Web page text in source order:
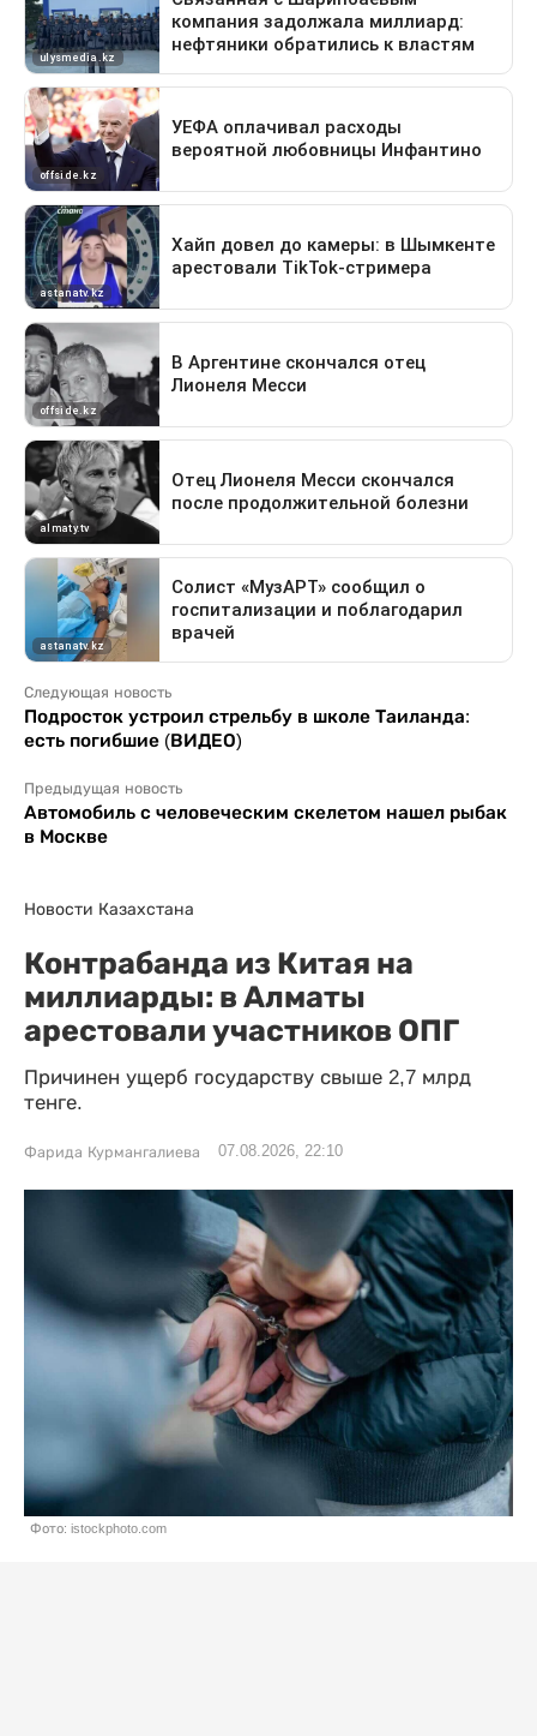
Следующая новость
Подросток устроил стрельбу в школе Таиланда:
есть погибшие (ВИДЕО)
Предыдущая новость
Автомобиль с человеческим скелетом нашел рыбак
в Москве
Новости Казахстана
Контрабанда из Китая на
миллиарды: в Алматы
арестовали участников ОПГ
Причинен ущерб государству свыше 2,7 млрд
тенге.
Фарида Курмангалиева 07.08.2026, 22:10
Фото: istockphoto.com